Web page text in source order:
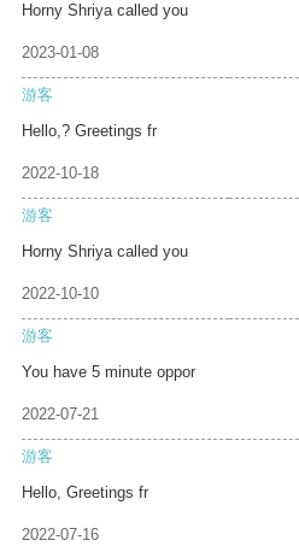
Horny Shriya called you
2023-01-08
游客
Hello,? Greetings fr
2022-10-18
游客
Horny Shriya called you
2022-10-10
游客
You have 5 minute oppor
2022-07-21
游客
Hello, Greetings fr
2022-07-16